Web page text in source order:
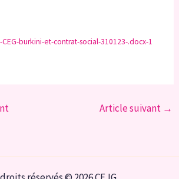
burkini-et-contrat-social-310123-.docx-1
Article suivant →